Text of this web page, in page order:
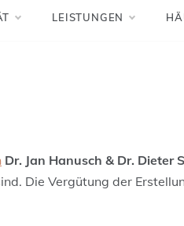
LEISTUNGEN
Dr. Jan Hanusch & Dr. Dieter
Die Vergütung der